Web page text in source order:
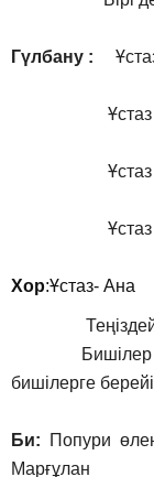
Гүлбану :
Ұстaз болу-
Ұcтаз болу-
Ұстаз
Хор:Ұстаз- Ана
Теңіздей
Бишілер билеп
бишілерге
Би: Попури
Марғұлан